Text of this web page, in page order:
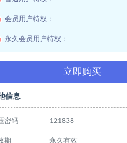
会员用户特权：
永久会员用户特权：
立即购买
信息
密码 121838
期 永久有效